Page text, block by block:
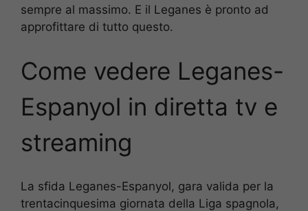
sempre al massimo. E il Leganes è pronto ad
approfittare di tutto questo.
Come vedere Leganes-
Espanyol in diretta tv e
streaming
La sfida Leganes-Espanyol, gara valida per la
trentacinquesima giornata della Liga spagnola,